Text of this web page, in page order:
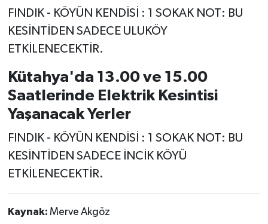
FINDIK - KÖYÜN KENDİSİ : 1 SOKAK NOT: BU
KESİNTİDEN SADECE ULUKÖY
ETKİLENECEKTİR.
Kütahya'da 13.00 ve 15.00
Saatlerinde Elektrik Kesintisi
Yaşanacak Yerler
FINDIK - KÖYÜN KENDİSİ : 1 SOKAK NOT: BU
KESİNTİDEN SADECE İNCİK KÖYÜ
ETKİLENECEKTİR.
Kaynak: Merve Akgöz